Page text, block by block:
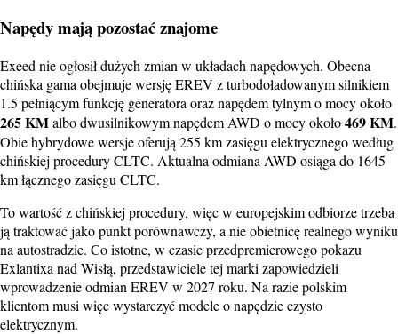
Napędy mają pozostać znajome
Exeed nie ogłosił dużych zmian w układach napędowych. Obecna
chińska gama obejmuje wersję EREV z turbodoładowanym silnikiem
1.5 pełniącym funkcję generatora oraz napędem tylnym o mocy około
265 KMalbo dwusilnikowym napędem AWD o mocy około469 KM.
Obie hybrydowe wersje oferują 255 km zasięgu elektrycznego według
chińskiej procedury CLTC. Aktualna odmiana AWD osiąga do 1645
km łącznego zasięgu CLTC.
To wartość z chińskiej procedury, więc w europejskim odbiorze trzeba
ją traktować jako punkt porównawczy, a nie obietnicę realnego wyniku
na autostradzie. Co istotne, w czasie przedpremierowego pokazu
Exlantixa nad Wisłą, przedstawiciele tej marki zapowiedzieli
wprowadzenie odmian EREV w 2027 roku. Na razie polskim
klientom musi więc wystarczyć modele o napędzie czysto
elektrycznym.